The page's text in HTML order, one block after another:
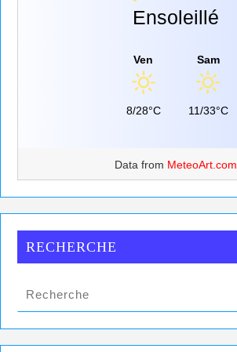
Ensoleillé
Ven
8/28°C
Sam
11/33°C
Data from MeteoArt.com
RECHERCHE